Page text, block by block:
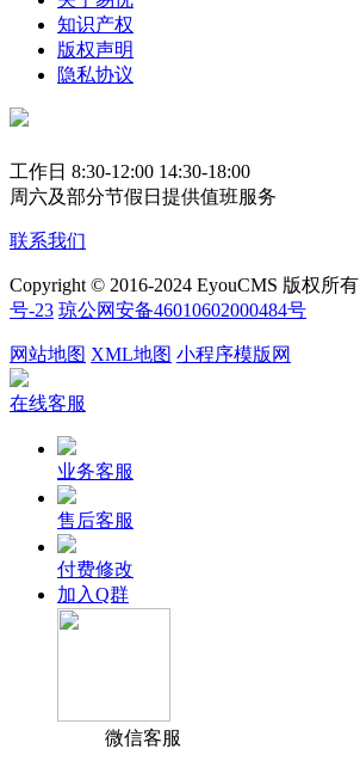
知识产权
版权声明
隐私协议
工作日 8:30-12:00 14:30-18:00
周六及部分节假日提供值班服务
联系我们
Copyright © 2016-2024 EyouCMS 版权所有
号-23 琼公网安备46010602000484号
网站地图 XML地图 小程序模版网
在线客服
业务客服
售后客服
付费修改
加入Q群
微信客服